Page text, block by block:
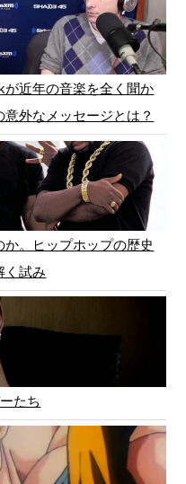
近年の音楽を全く聞か
外なメッセージとは？
。ヒップホップの歴史
く試み
たち